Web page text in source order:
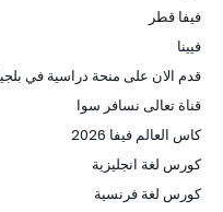
فيفا قطر
فيينا
قدم الان على منحة دراسية في
قناة تعالى نسافر سوا
كاس العالم فيفا 2026
كورس لغة انجليزية
كورس لغة فرنسية